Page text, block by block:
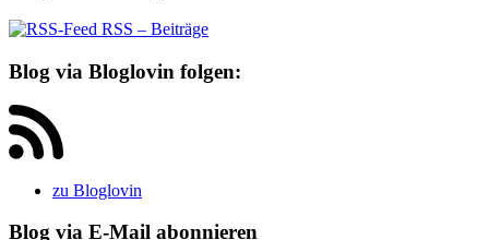
RSS – Beiträge
Blog via Bloglovin folgen:
zu Bloglovin
Blog via E-Mail abonnieren